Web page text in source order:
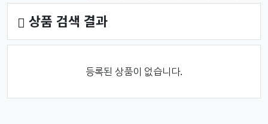
상품 검색 결과
등록된 상품이 없습니다.